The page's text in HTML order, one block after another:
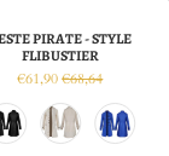
PIRATE - STYLE
FLIBUSTIER
€61,90 €68,64